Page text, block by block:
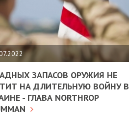
ЗАПАСОВ ОРУЖИЯ НЕ
НА ДЛИТЕЛЬНУЮ ВОЙНУ В
- ГЛАВА NORTHROP
10.02.2025